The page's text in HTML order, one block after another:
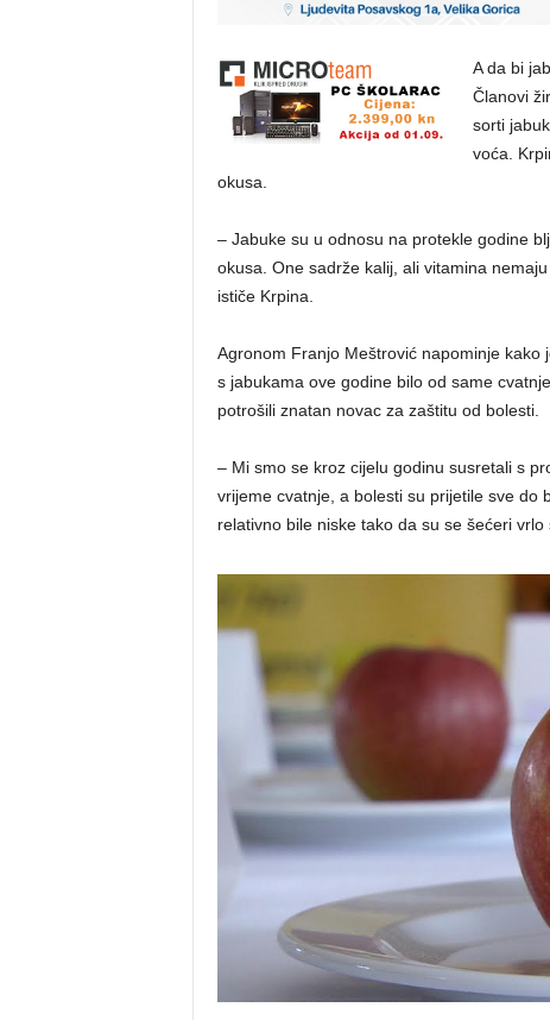
A da bi
Članovi
sorti
voća.
okusa.
– Jabuke su u odnosu na protekle godine
okusa. One sadrže kalij, ali vitamina
ističe Krpina.
Agronom Franjo Meštrović napominje kako
s jabukama ove godine bilo od same
potrošili znatan novac za zaštitu od bolesti.
– Mi smo se kroz cijelu godinu susretali s
vrijeme cvatnje, a bolesti su prijetile sve do
relativno bile niske tako da su se šećeri